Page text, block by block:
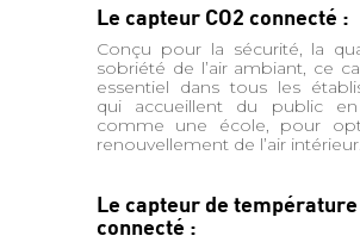
Le capteur CO2 connecté :
Conçu pour la sécurité, la
sobriété de l’air ambiant, ce
essentiel dans tous les
qui accueillent du public en
comme une école, pour
renouvellement de l’air intérieur.
Le capteur de température
connecté :